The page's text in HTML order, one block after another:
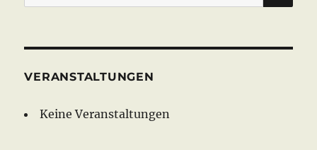
nach:
VERANSTALTUNGEN
Keine Veranstaltungen